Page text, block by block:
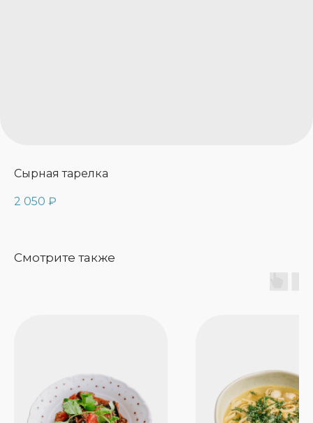
Сырная тарелка
2 050 ₽
Смотрите также